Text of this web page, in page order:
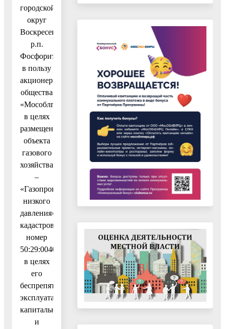
городской
округ
Воскресенск,
р.п.
Фосфоритный,
в пользу
акционерного
общества
«Мособлгаз»
в целях
размещения
объекта
газового
хозяйства
–
«Газопровод
низкого
давления»,
кадастровый
номер
50:29:0040606:277,
в целях
его
беспрепятственной
эксплуатации,
капитального
и